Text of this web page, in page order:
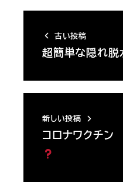
古い投稿
超簡単な隠れ
新しい投稿
コロナワクチ